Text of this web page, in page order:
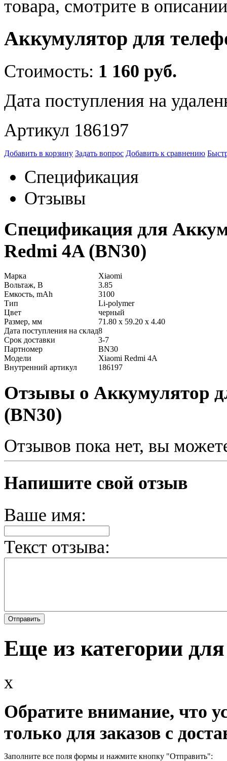
товара, смотрите в
Аккумулятор для
Стоимость: 1 160 руб.
Дата поступления на
Артикул 186197
Добавить в корзину Задать вопрос Добавить к сравнению
Спецификация
Отзывы
Спецификация для
Redmi 4A (BN30)
Марка
Xiaomi
Вольтаж, В
3.85
Емкость, mAh
3100
Тип
Li-polymer
Цвет
черный
Размер, мм
71.80 x 59.20 x 4.40
Дата поступления на склад8
Срок доставки
3-7
Партномер
BN30
Модели
Xiaomi Redmi 4A
Внутренний артикул
186197
Отзывы о Аккумулятор
(BN30)
Отзывов пока нет, вы
Напишите свой отзыв
Ваше имя:
Текст отзыва:
Еще из категории
x
Обратите внимание, что
только для заказов с
Заполните все поля формы и нажмите кнопку "Отправить":